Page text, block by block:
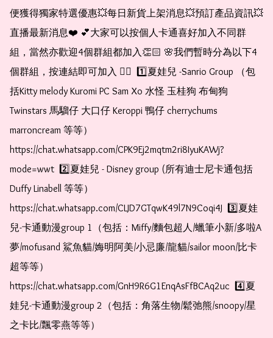
便獲得獨家特選優惠💥每日新貨上架消息💥預訂產品資訊💥
直播最新消息❤️ 💕大家可以按個人卡通喜好加入不同群
組，當然亦歡迎4個群組都加入👏🏻 🌸我們暫時分為以下4
個群組，按連結即可加入 👇🏻  1️⃣夏娃兒 -Sanrio Group （包
括Kitty melody Kuromi PC Sam Xo 水怪 玉桂狗 布甸狗
Twinstars 馬騮仔 大口仔 Keroppi 鴨仔 cherrychums
marroncream 等等）
https://chat.whatsapp.com/CPK9Ej2mqtm2ri8IyuKAWj?
mode=wwt  2️⃣夏娃兒 - Disney group (所有迪士尼卡通包括
Duffy Linabell 等等）
https://chat.whatsapp.com/CLJD7GTqwK49l7N9Coqi4J  3️⃣夏娃
兒-卡通動漫group 1（包括：Miffy/麵包超人/蠟筆小新/多啦A
夢/mofusand 鯊魚貓/娒明阿美/小忌廉/龍貓/sailor moon/比卡
超等等）
https://chat.whatsapp.com/GnH9R6G1EnqAsFfBCAq2uc  4️⃣夏
娃兒-卡通動漫group 2（包括：角落生物/鬆弛熊/snoopy/星
之卡比/飄零燕等等）